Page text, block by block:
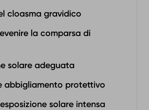
cloasma gravidico
la comparsa di
solare adeguata
abbigliamento protettivo
solare intensa